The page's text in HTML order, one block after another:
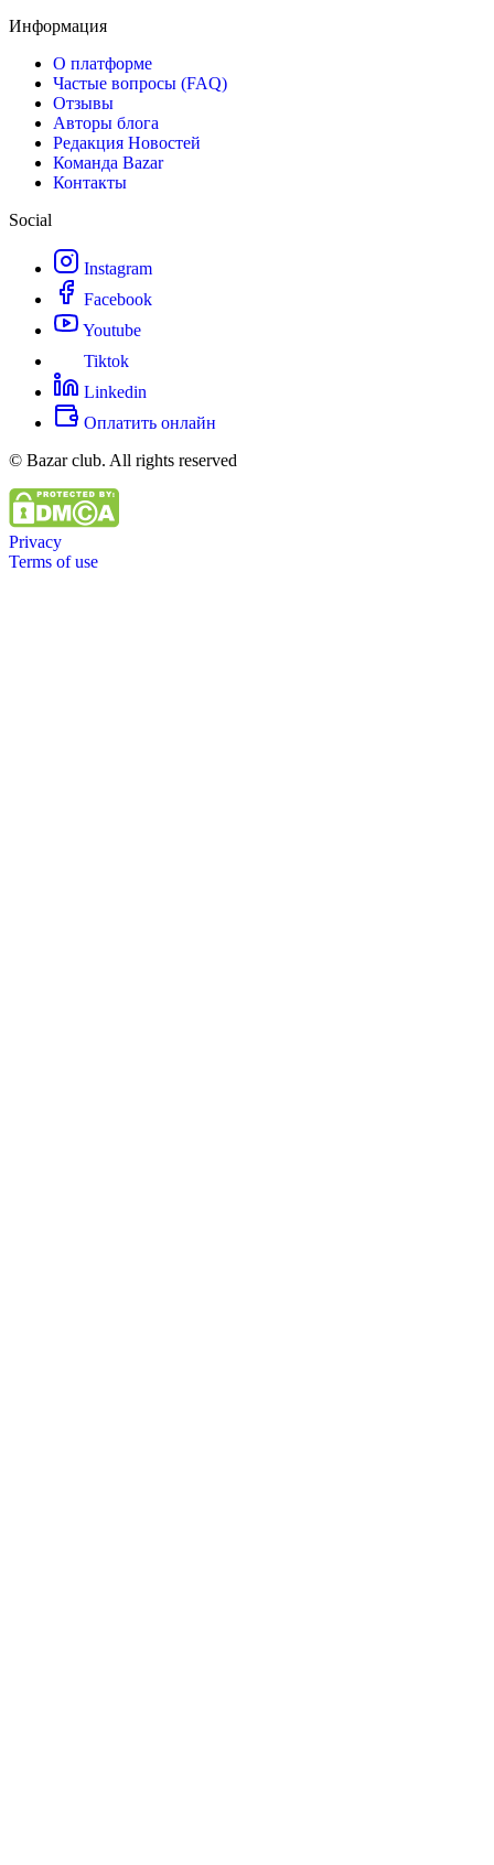
Информация
О платформе
Частые вопросы (FAQ)
Отзывы
Авторы блога
Редакция Новостей
Команда Bazar
Контакты
Social
Instagram
Facebook
Youtube
Tiktok
Linkedin
Оплатить онлайн
© Bazar club. All rights reserved
Privacy
Terms of use